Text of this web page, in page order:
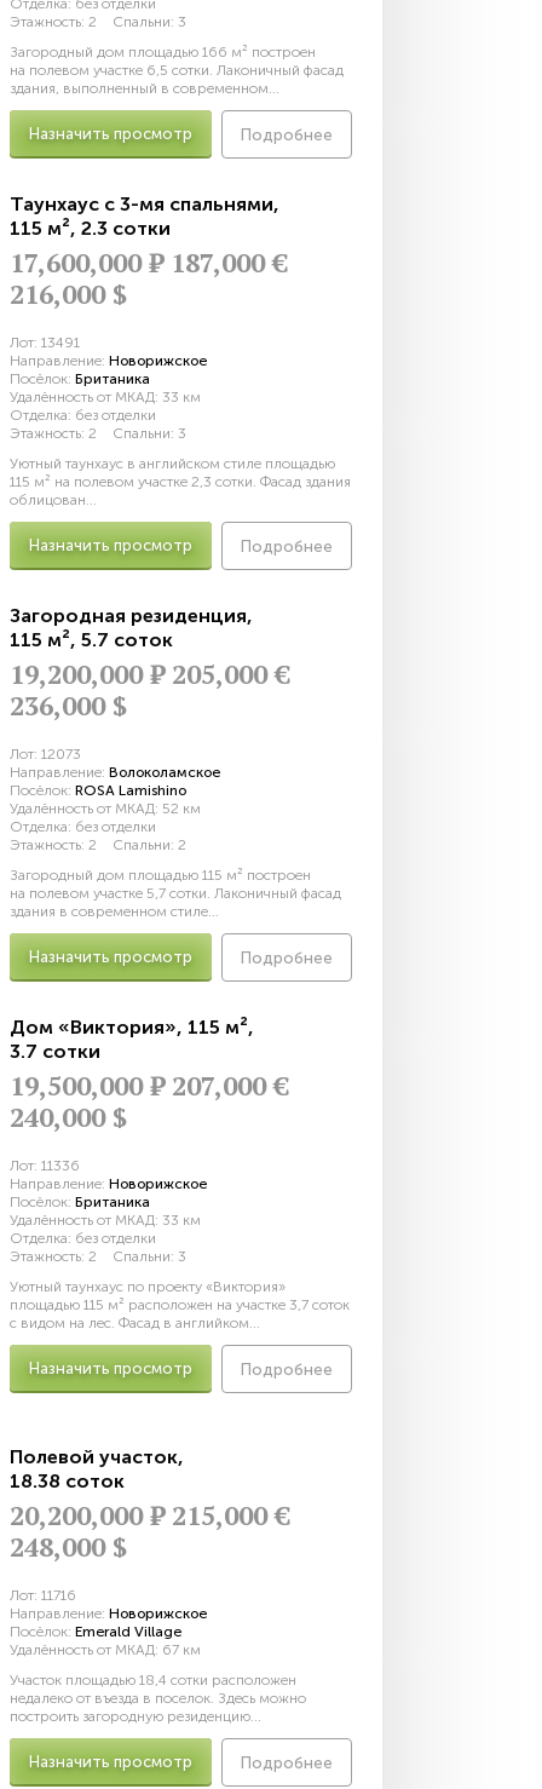
Отделка: без отделки
Этажность: 2 Спальни: 3
Загородный дом площадью 166 м² построен
на полевом участке 6,5 сотки. Лаконичный фасад
здания, выполненный в современном...
Назначить просмотр Подробнее
Таунхаус с 3-мя спальнями,
115 м², 2.3 сотки
17,600,000Р 187,000 €
216,000 $
Лот: 13491
Направление: Новорижское
Посёлок: Британика
Удалённость от МКАД: 33 км
Отделка: без отделки
Этажность: 2 Спальни: 3
Уютный таунхаус в английском стиле площадью
115 м² на полевом участке 2,3 сотки. Фасад здания
облицован...
Назначить просмотр Подробнее
Загородная резиденция,
115 м², 5.7 соток
19,200,000Р 205,000 €
236,000 $
Лот: 12073
Направление: Волоколамское
Посёлок: ROSA Lamishino
Удалённость от МКАД: 52 км
Отделка: без отделки
Этажность: 2 Спальни: 2
Загородный дом площадью 115 м² построен
на полевом участке 5,7 сотки. Лаконичный фасад
здания в современном стиле...
Назначить просмотр Подробнее
Дом «Виктория», 115 м²,
3.7 сотки
19,500,000Р 207,000 €
240,000 $
Лот: 11336
Направление: Новорижское
Посёлок: Британика
Удалённость от МКАД: 33 км
Отделка: без отделки
Этажность: 2 Спальни: 3
Уютный таунхаус по проекту «Виктория»
площадью 115 м² расположен на участке 3,7 соток
с видом на лес. Фасад в английком...
Назначить просмотр Подробнее
Полевой участок,
18.38 соток
20,200,000Р 215,000 €
248,000 $
Лот: 11716
Направление: Новорижское
Посёлок: Emerald Village
Удалённость от МКАД: 67 км
Участок площадью 18,4 сотки расположен
недалеко от въезда в поселок. Здесь можно
построить загородную резиденцию...
Назначить просмотр Подробнее